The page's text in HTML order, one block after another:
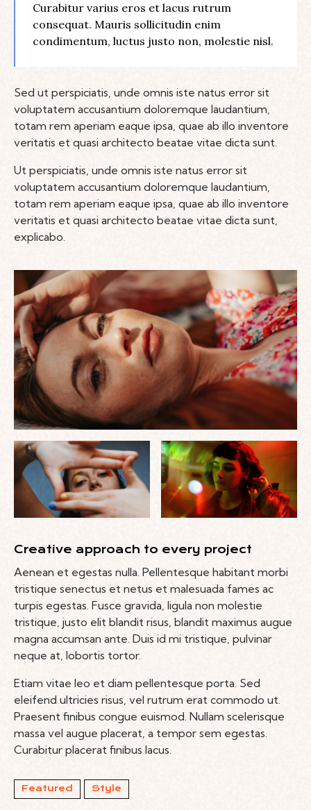
Curabitur varius eros et lacus rutrum
consequat. Mauris sollicitudin enim
condimentum, luctus justo non, molestie nisl.
Sed ut perspiciatis, unde omnis iste natus error sit
voluptatem accusantium doloremque laudantium,
totam rem aperiam eaque ipsa, quae ab illo inventore
veritatis et quasi architecto beatae vitae dicta sunt.
Ut perspiciatis, unde omnis iste natus error sit
voluptatem accusantium doloremque laudantium,
totam rem aperiam eaque ipsa, quae ab illo inventore
veritatis et quasi architecto beatae vitae dicta sunt,
explicabo.
Creative approach to every project
Aenean et egestas nulla. Pellentesque habitant morbi
tristique senectus et netus et malesuada fames ac
turpis egestas. Fusce gravida, ligula non molestie
tristique, justo elit blandit risus, blandit maximus augue
magna accumsan ante. Duis id mi tristique, pulvinar
neque at, lobortis tortor.
Etiam vitae leo et diam pellentesque porta. Sed
eleifend ultricies risus, vel rutrum erat commodo ut.
Praesent finibus congue euismod. Nullam scelerisque
massa vel augue placerat, a tempor sem egestas.
Curabitur placerat finibus lacus.
Featured Style